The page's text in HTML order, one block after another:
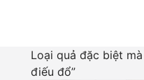
Loại quả đặc biệt
điếu đổ”